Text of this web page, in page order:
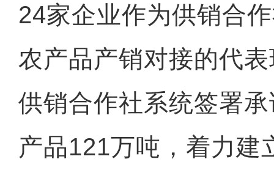
24家企业作为供销合
农产品产销对接的代
供销合作社系统签署
产品121万吨，着力建